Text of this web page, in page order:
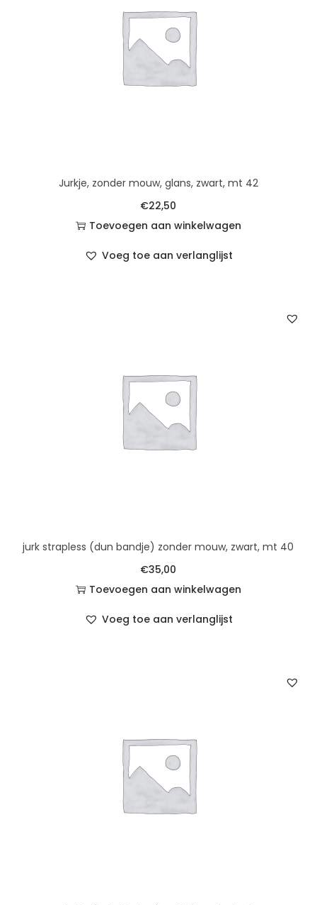
Jurkje, zonder mouw, glans, zwart, mt 42
€22,50
Toevoegen aan winkelwagen
Voeg toe aan verlanglijst
jurk strapless (dun bandje) zonder mouw, zwart, mt 40
€35,00
Toevoegen aan winkelwagen
Voeg toe aan verlanglijst